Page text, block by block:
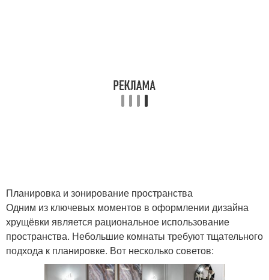
Планировка и зонирование пространства
Одним из ключевых моментов в оформлении дизайна
хрущёвки является рациональное использование
пространства. Небольшие комнаты требуют тщательного
подхода к планировке. Вот несколько советов: